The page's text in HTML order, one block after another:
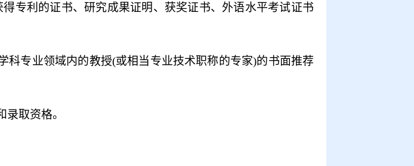
专利的证书、研究成果证明、获奖证书、外语水平考试证书
科专业领域内的教授(或相当专业技术职称的专家)的书面推荐
取资格。